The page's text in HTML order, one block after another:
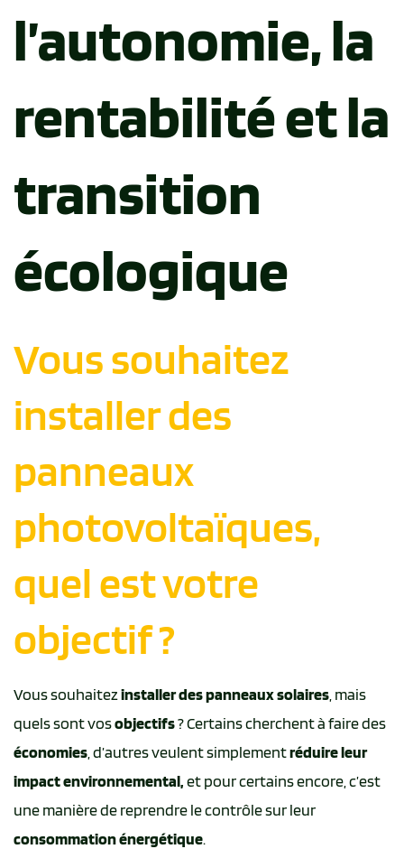
l’autonomie, la
rentabilité et la
transition
écologique
Vous souhaitez
installer des
panneaux
photovoltaïques,
quel est votre
objectif ?
Vous souhaitezinstaller des panneaux solaires, mais
quels sont vosobjectifs? Certains cherchent à faire des
économies, d’autres veulent simplementréduire leur
impact environnemental,et pour certains encore, c’est
une manière de reprendre le contrôle sur leur
consommation énergétique.